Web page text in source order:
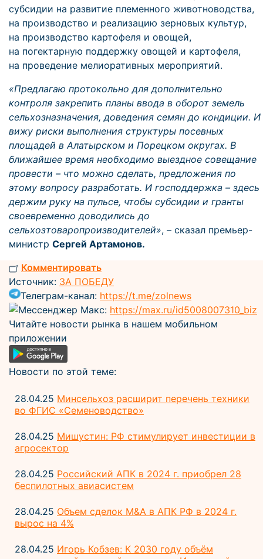
субсидии на развитие племенного животноводства,
на производство и реализацию зерновых культур,
на производство картофеля и овощей,
на погектарную поддержку овощей и картофеля,
на проведение мелиоративных мероприятий.
«Предлагаю протокольно для дополнительно
контроля закрепить планы ввода в оборот земель
сельхозназначения, доведения семян до кондиции. И
вижу риски выполнения структуры посевных
площадей в Алатырском и Порецком округах. В
ближайшее время необходимо выездное совещание
провести – что можно сделать, предложения по
этому вопросу разработать. И господдержка – здесь
держим руку на пульсе, чтобы субсидии и гранты
своевременно доводились до
сельхозтоваропроизводителей», – сказал премьер-
министр Сергей Артамонов.
Комментировать
Источник: ЗА ПОБЕДУ
Телеграм-канал: https://t.me/zolnews
Мессенджер Макс: https://max.ru/id5008007310_biz
Читайте новости рынка в нашем мобильном
приложении
Новости по этой теме:
28.04.25 Минсельхоз расширит перечень техники
во ФГИС «Семеноводство»
28.04.25 Мишустин: РФ стимулирует инвестиции в
агросектор
28.04.25 Российский АПК в 2024 г. приобрел 28
беспилотных авиасистем
28.04.25 Объем сделок M&A в АПК РФ в 2024 г.
вырос на 4%
28.04.25 Игорь Кобзев: К 2030 году объём